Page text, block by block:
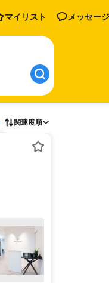
マイリスト メッセージ
関連度順